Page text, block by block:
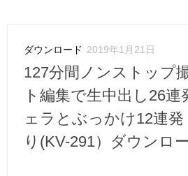
ダウンロード 2019年1月21日
127分間ノンストップ
ト編集で生中出し26連
ェラとぶっかけ12連発
り(KV-291）ダウンロ